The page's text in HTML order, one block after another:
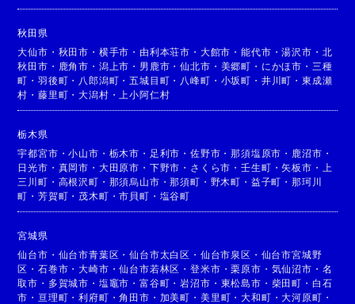
秋田県
大仙市 ・ 秋田市 ・ 横手市 ・ 由利本荘市 ・ 大館市 ・能代市 ・湯沢市 ・ 北
秋田市 ・ 鹿角市 ・ 潟上市 ・ 男鹿市 ・仙北市 ・ 美郷町 ・ にかほ市 ・ 三種
町 ・羽後町 ・ 八郎潟町 ・五城目町 ・ 八峰町 ・ 小坂町 ・ 井川町 ・ 東成瀬
村 ・藤里町 ・大潟村 ・ 上小阿仁村
栃木県
宇都宮市 ・小山市 ・ 栃木市 ・ 足利市 ・佐野市 ・那須塩原市 ・ 鹿沼市 ・
日光市 ・ 真岡市 ・ 大田原市 ・ 下野市 ・ さくら市 ・壬生町 ・矢板市 ・
上
三川町 ・ 高根沢町 ・ 那須烏山市 ・那須町 ・ 野木町 ・ 益子町 ・那珂川
町 ・芳賀町 ・ 茂木町 ・市貝町 ・ 塩谷町
宮城県
仙台市 ・ 仙台市青葉区 ・仙台市太白区 ・ 仙台市泉区 ・ 仙台市宮城野
区 ・石巻市 ・大崎市 ・仙台市若林区 ・登米市 ・栗原市 ・ 気仙沼市 ・ 名
取市 ・ 多賀城市 ・ 塩竈市 ・富谷町 ・岩沼市 ・ 東松島市 ・ 柴田町 ・ 白石
市 ・ 亘理町 ・利府町 ・角田市 ・ 加美町 ・ 美里町 ・大和町 ・大河原町 ・